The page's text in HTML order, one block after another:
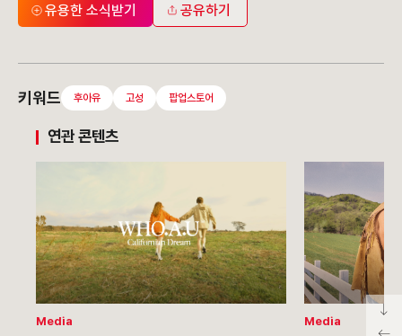
유용한 소식받기 공유하기
키워드 후아유 고성 팝업스토어
연관 콘텐츠
Media Media